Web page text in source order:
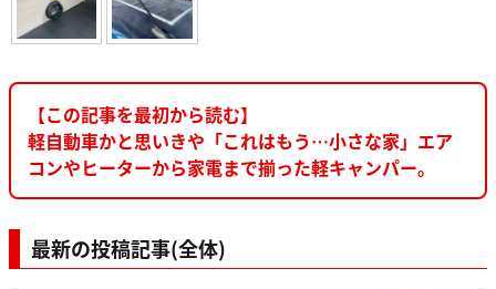
【この記事を最初から読む】
軽自動車かと思いきや「これはもう…小さな家」エア
コンやヒーターから家電まで揃った軽キャンパー。
最新の投稿記事(全体)